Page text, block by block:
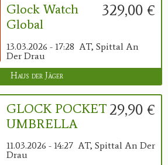
329,00 €
Glock Watch
Global
13.03.2026 - 17:28 AT, Spittal An
Der Drau
Haus der Jäger
29,90 €
GLOCK POCKET
UMBRELLA
11.03.2026 - 14:27 AT, Spittal An Der
Drau